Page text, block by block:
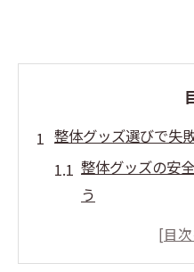
整体グッズ選びで失
整体グッズの安
う
整体用品選びで